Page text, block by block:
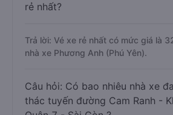
rẻ nhất?
Trả lời: Vé xe rẻ nhất có mức giá là
nhà xe Phương Anh (Phú Yên).
Câu hỏi: Có bao nhiêu nhà xe
thác tuyến đường Cam Ranh -